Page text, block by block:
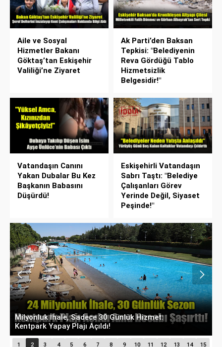
Aile ve Sosyal
Hizmetler Bakanı
Göktaş’tan Eskişehir
Valiliği’ne Ziyaret
Ak Parti’den Baksan
Tepkisi: "Belediyenin
Reva Gördüğü Tablo
Hizmetsizlik
Belgesidir!"
Vatandaşın Canını
Yakan Dubalar Bu Kez
Başkanın Babasını
Düşürdü!
Eskişehirli Vatandaşın
Sabrı Taştı: "Belediye
Çalışanları Görev
Yerinde Değil, Siyaset
Peşinde!"
Meclis Üyesinden Başkan Ataç’a Zor Soru:
"Makam Aracı Eşine mi Tahsis Edildi?"
1 2 3 4 5 6 7 8 9 10 11 12 13 14 15